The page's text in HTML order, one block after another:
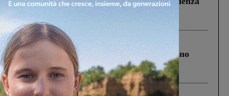
Pnrr, il gruppo di Fratelli d’Italia: “Un
ringraziamento al Governo”
Cronaca 4 Agosto 2026
Un anno fa la strage in A1 in cui morirono
Gianni, Giulia e Franco. Lo schianto, il
processo, lo stop ai sorpassi fra tir....
Cronaca 3 Agosto 2026